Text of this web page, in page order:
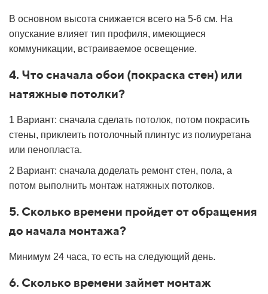
В основном высота снижается всего на 5-6 см. На
опускание влияет тип профиля, имеющиеся
коммуникации, встраиваемое освещение.
4. Что сначала обои (покраска стен) или
натяжные потолки?
1 Вариант: сначала сделать потолок, потом покрасить
стены, приклеить потолочный плинтус из полиуретана
или пенопласта.
2 Вариант: сначала доделать ремонт стен, пола, а
потом выполнить монтаж натяжных потолков.
5. Сколько времени пройдет от обращения
до начала монтажа?
Минимум 24 часа, то есть на следующий день.
6. Сколько времени займет монтаж